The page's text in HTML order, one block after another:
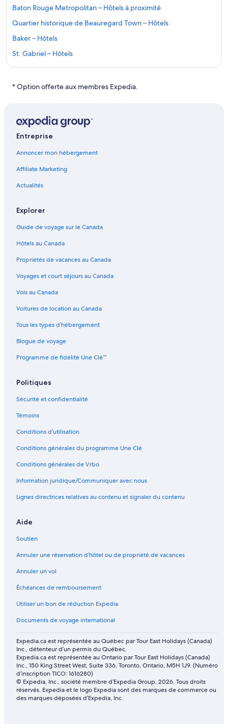
Baton Rouge Metropolitan – Hôtels à proximité
Quartier historique de Beauregard Town – Hôtels
Baker – Hôtels
St. Gabriel – Hôtels
Louisiane – Hôtels
Forêt de Sherwood – Hôtels
Paroisse de la Pointe Coupée – Hôtels
Jackson – Hôtels
Bluebonnet Swamp Nature Center – Hôtels à proximité
Hôtels de luxe – Baton Rouge
Hôtels pour le ski – Louisiane
Hôtels historiques – Louisiane
Hôtels pour les sports d’aventure – Louisiane
Hôtels acceptant les animaux – Louisiane
Hôtels de luxe – Louisiane
Hôtels tout inclus – Louisiane
Hôtels au bord de la plage – Louisiane
Baton Rouge – Appartements
Louisiane – Chalets rustiques
Louisiane – Pousadas
Louisiane – Habitations flottantes
Louisiane – Chaumières
Louisiane – Complexes hôteliers
Louisiane – Condos
Louisiane – Navires de croisière
Louisiane – Maisons d’hôtes
Louisiane – Gîtes
Louisiane – Cabanes dans les arbres
Louisiane – Auberges de jeunesse
Louisiane – Châteaux
Louisiane – Maisons de campagne
Louisiane – Établissements d’agrotourisme
Louisiane – Palais
Louisiane – Riads
* Option offerte aux membres Expedia.
Entreprise
Annoncer mon hébergement
Affiliate Marketing
Actualités
Explorer
Guide de voyage sur le Canada
Hôtels au Canada
Propriétés de vacances au Canada
Voyages et court séjours au Canada
Vols au Canada
Voitures de location au Canada
Tous les types d’hébergement
Blogue de voyage
Programme de fidélité Une Clé™
Politiques
Sécurité et confidentialité
Témoins
Conditions d’utilisation
Conditions générales du programme Une Clé
Conditions générales de Vrbo
Information juridique/Communiquer avec nous
Lignes directrices relatives au contenu et signaler du contenu
Aide
Soutien
Annuler une réservation d’hôtel ou de propriété de vacances
Annuler un vol
Échéances de remboursement
Utiliser un bon de réduction Expedia
Documents de voyage international
Expedia.ca est représentée au Québec par Tour East Holidays (Canada)
Inc., détenteur d’un permis du Québec.
Expedia.ca est représentée au Ontario par Tour East Holidays (Canada)
Inc., 150 King Street West, Suite 336, Toronto, Ontario, M5H 1J9. (Numéro
d’inscription TICO: 1616280)
© Expedia, Inc., société membre d’Expedia Group, 2026. Tous droits
réservés. Expedia et le logo Expedia sont des marques de commerce ou
des marques déposées d’Expedia, Inc.